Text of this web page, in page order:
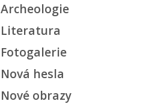
Archeologie
Literatura
Fotogalerie
Nová hesla
Nové obrazy